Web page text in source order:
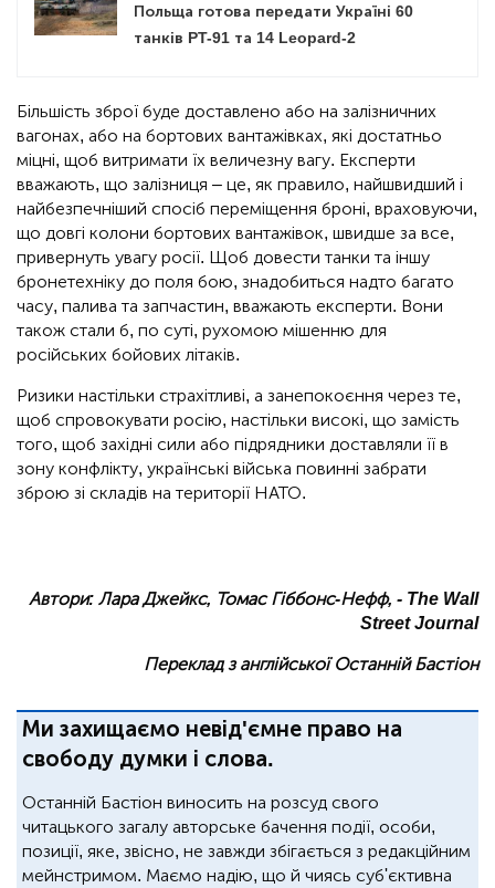
Польща готова передати Україні 60
танків PT-91 та 14 Leopard-2
Більшість зброї буде доставлено або на залізничних
вагонах, або на бортових вантажівках, які достатньо
міцні, щоб витримати їх величезну вагу. Експерти
вважають, що залізниця – це, як правило, найшвидший і
найбезпечніший спосіб переміщення броні, враховуючи,
що довгі колони бортових вантажівок, швидше за все,
привернуть увагу росії. Щоб довести танки та іншу
бронетехніку до поля бою, знадобиться надто багато
часу, палива та запчастин, вважають експерти. Вони
також стали б, по суті, рухомою мішенню для
російських бойових літаків.
Ризики настільки страхітливі, а занепокоєння через те,
щоб спровокувати росію, настільки високі, що замість
того, щоб західні сили або підрядники доставляли її в
зону конфлікту, українські війська повинні забрати
зброю зі складів на території НАТО.
Автори: Лара Джейкс, Томас Гіббонс-Нефф, - The Wall
Street Journal
Переклад з англійської Останній Бастіон
Ми захищаємо невід'ємне право на
свободу думки і слова.
Останній Бастіон виносить на розсуд свого
читацького загалу авторське бачення події, особи,
позиції, яке, звісно, не завжди збігається з редакційним
мейнстримом. Маємо надію, що й чиясь суб'єктивна